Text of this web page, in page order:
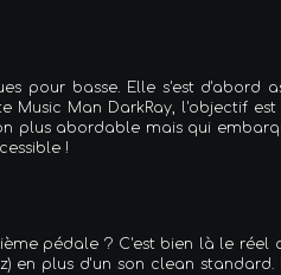
pour basse. Elle s'est
Music Man DarkRay, l'objectif
plus abordable mais qui
!
pédale ? C'est bien là le
en plus d'un son clean